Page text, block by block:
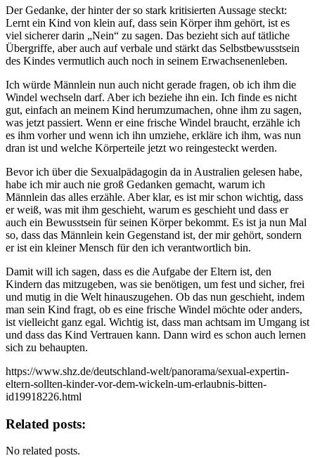
Der Gedanke, der hinter der so stark kritisierten Aussage steckt:
Lernt ein Kind von klein auf, dass sein Körper ihm gehört, ist es
viel sicherer darin „Nein“ zu sagen. Das bezieht sich auf tätliche
Übergriffe, aber auch auf verbale und stärkt das Selbstbewusstsein
des Kindes vermutlich auch noch in seinem Erwachsenenleben.
Ich würde Männlein nun auch nicht gerade fragen, ob ich ihm die
Windel wechseln darf. Aber ich beziehe ihn ein. Ich finde es nicht
gut, einfach an meinem Kind herumzumachen, ohne ihm zu sagen,
was jetzt passiert. Wenn er eine frische Windel braucht, erzähle ich
es ihm vorher und wenn ich ihn umziehe, erkläre ich ihm, was nun
dran ist und welche Körperteile jetzt wo reingesteckt werden.
Bevor ich über die Sexualpädagogin da in Australien gelesen habe,
habe ich mir auch nie groß Gedanken gemacht, warum ich
Männlein das alles erzähle. Aber klar, es ist mir schon wichtig, dass
er weiß, was mit ihm geschieht, warum es geschieht und dass er
auch ein Bewusstsein für seinen Körper bekommt. Es ist ja nun Mal
so, dass das Männlein kein Gegenstand ist, der mir gehört, sondern
er ist ein kleiner Mensch für den ich verantwortlich bin.
Damit will ich sagen, dass es die Aufgabe der Eltern ist, den
Kindern das mitzugeben, was sie benötigen, um fest und sicher, frei
und mutig in die Welt hinauszugehen. Ob das nun geschieht, indem
man sein Kind fragt, ob es eine frische Windel möchte oder anders,
ist vielleicht ganz egal. Wichtig ist, dass man achtsam im Umgang ist
und dass das Kind Vertrauen kann. Dann wird es schon auch lernen
sich zu behaupten.
https://www.shz.de/deutschland-welt/panorama/sexual-expertin-
eltern-sollten-kinder-vor-dem-wickeln-um-erlaubnis-bitten-
id19918226.html
Related posts:
No related posts.